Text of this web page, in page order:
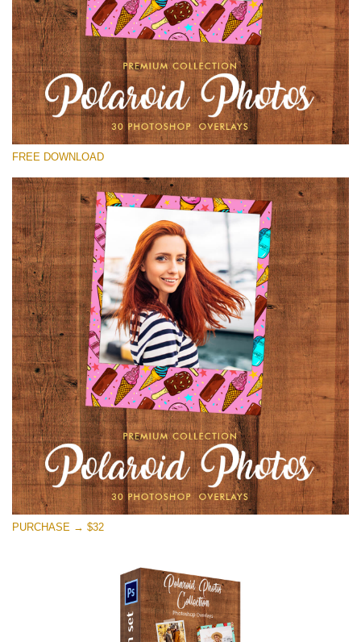
Por favor seleccione
Free Polaroid Overlay #20
Small 800*1027px
Polaroid Photos
(30 Overlays)
Fairy Tale (344 Overlays)
Large 6000*4000px
Entire Collection
(1783 Overlays)
Large 6000*4000px
Descarga gratis
FREE DOWNLOAD
PURCHASE → $32